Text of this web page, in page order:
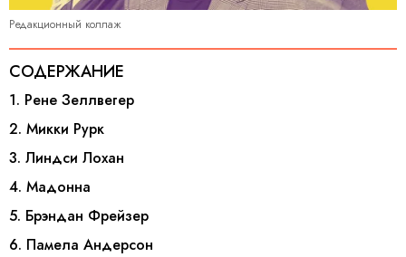
Редакционный коллаж
СОДЕРЖАНИЕ
1. Ренe Зеллвегер
2. Микки Рурк
3. Линдси Лохан
4. Мадонна
5. Брэндан Фрейзер
6. Памела Андерсон